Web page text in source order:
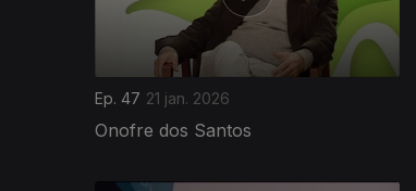
Ep. 47 21 jan. 2026
Onofre dos Santos